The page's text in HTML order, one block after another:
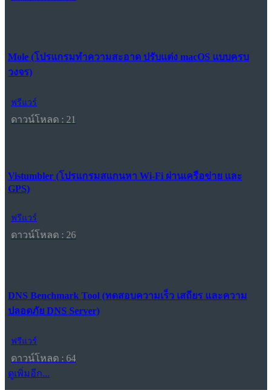
Mole (โปรแกรมทำความสะอาด ปรับแต่ง macOS แบบครบ
วงจร)
ฟรีแวร์
ดาวน์โหลด : 21
Vistumbler (โปรแกรมสแกนหา Wi-Fi ผ่านเครือข่าย และ
GPS)
ฟรีแวร์
ดาวน์โหลด : 26
DNS Benchmark Tool (ทดสอบความเร็ว เสถียร และความ
ปลอดภัย DNS Server)
ฟรีแวร์
ดาวน์โหลด : 64
ดูเพิ่มอีก...